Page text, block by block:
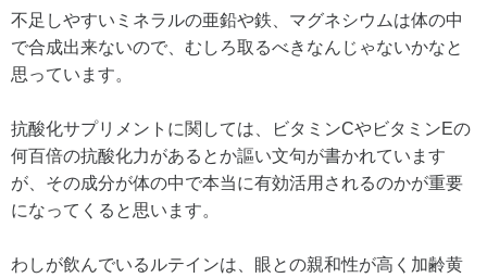
不足しやすいミネラルの亜鉛や鉄、マグネシウムは体の中
で合成出来ないので、むしろ取るべきなんじゃないかなと
思っています。
抗酸化サプリメントに関しては、ビタミンCやビタミンEの
何百倍の抗酸化力があるとか謳い文句が書かれています
が、その成分が体の中で本当に有効活用されるのかが重要
になってくると思います。
わしが飲んでいるルテインは、眼との親和性が高く加齢黄